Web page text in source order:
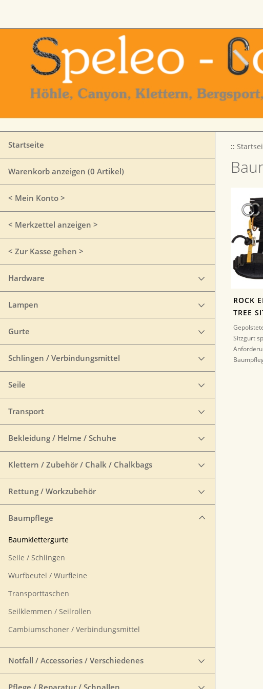
Startseite
Warenkorb anzeigen (0 Artikel)
< Mein Konto >
< Merkzettel anzeigen >
< Zur Kasse gehen >
Hardware
Lampen
Gurte
Schlingen / Verbindungsmittel
Seile
Transport
Bekleidung / Helme / Schuhe
Klettern / Zubehör / Chalk / Chalkbags
Rettung / Workzubehör
Baumpflege
Baumklettergurte
Seile / Schlingen
Wurfbeutel / Wurfleine
Transporttaschen
Seilklemmen / Seilrollen
Cambiumschoner / Verbindungsmittel
Notfall / Accessories / Verschiedenes
Pflege / Reparatur / Schnallen
::
ROCK
TREE
Sitzgurt